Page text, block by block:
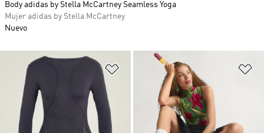
Añadir a la lista de deseos
Body adidas by Stella McCartney Seamless Yoga
Mujer adidas by Stella McCartney
Nuevo